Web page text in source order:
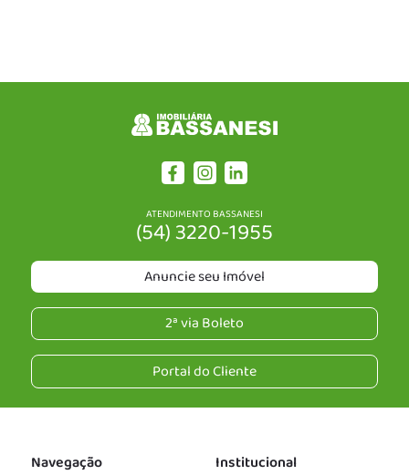
ATENDIMENTO BASSANESI
(54) 3220-1955
Anuncie seu Imóvel
2ª via Boleto
Portal do Cliente
Navegação
Institucional